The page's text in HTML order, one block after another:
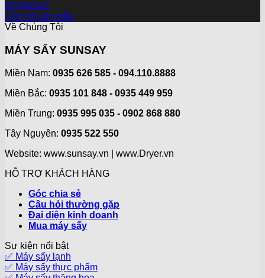
GỌI NGAY
Liên hệ sấy mẫu
Về Chúng Tôi
MÁY SẤY SUNSAY
Miền Nam: 0935 626 585 - 094.110.8888
Miền Bắc: 0935 101 848 - 0935 449 959
Miền Trung: 0935 995 035 - 0902 868 880
Tây Nguyên: 0935 522 550
Website: www.sunsay.vn | www.Dryer.vn
HỖ TRỢ KHÁCH HÀNG
Góc chia sẻ
Câu hỏi thường gặp
Đại diện kinh doanh
Mua máy sấy
Sự kiện nổi bật
✅ Máy sấy lạnh
✅ Máy sấy thực phẩm